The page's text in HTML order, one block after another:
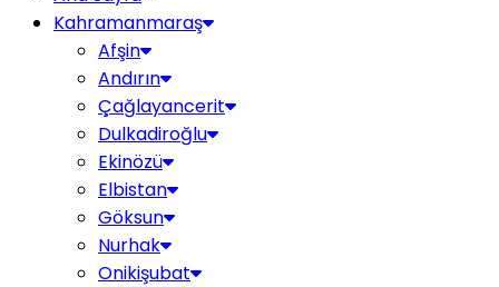
Kahramanmaraş
Afşin
Andırın
Çağlayancerit
Dulkadiroğlu
Ekinözü
Elbistan
Göksun
Nurhak
Onikişubat